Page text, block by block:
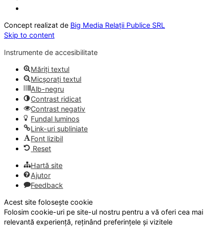
Concept realizat de Big Media Relații Publice SRL
Skip to content
Instrumente de accesibilitate
Măriți textul
Micșorați textul
Alb-negru
Contrast ridicat
Contrast negativ
Fundal luminos
Link-uri subliniate
Font lizibil
Reset
Hartă site
Ajutor
Feedback
Acest site folosește cookie
Folosim cookie-uri pe site-ul nostru pentru a vă oferi cea mai
relevantă experiență, reținând preferințele și vizitele